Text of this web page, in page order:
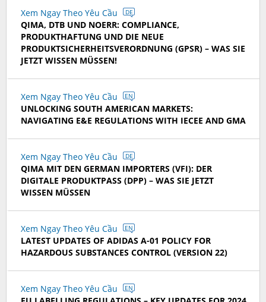
Xem Ngay Theo Yêu Cầu DE
QIMA, DTB UND NOERR: COMPLIANCE,
PRODUKTHAFTUNG UND DIE NEUE
PRODUKTSICHERHEITSVERORDNUNG (GPSR) – WAS SIE
JETZT WISSEN MÜSSEN!
Xem Ngay Theo Yêu Cầu EN
UNLOCKING SOUTH AMERICAN MARKETS:
NAVIGATING E&E REGULATIONS WITH IECEE AND GMA
Xem Ngay Theo Yêu Cầu DE
QIMA MIT DEN GERMAN IMPORTERS (VFI): DER
DIGITALE PRODUKTPASS (DPP) – WAS SIE JETZT
WISSEN MÜSSEN
Xem Ngay Theo Yêu Cầu EN
LATEST UPDATES OF ADIDAS A-01 POLICY FOR
HAZARDOUS SUBSTANCES CONTROL (VERSION 22)
Xem Ngay Theo Yêu Cầu EN